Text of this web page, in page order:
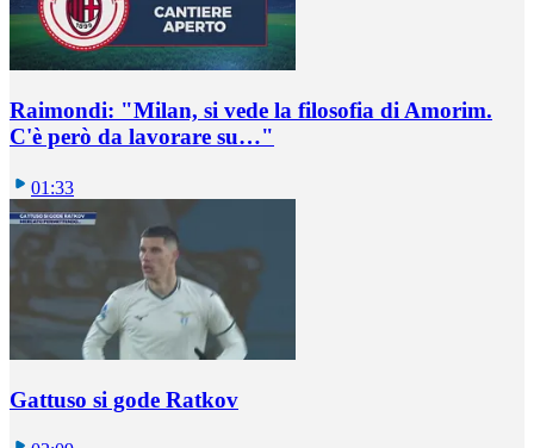
Raimondi: "Milan, si vede la filosofia di Amorim.
C'è però da lavorare su…"
01:33
Gattuso si gode Ratkov